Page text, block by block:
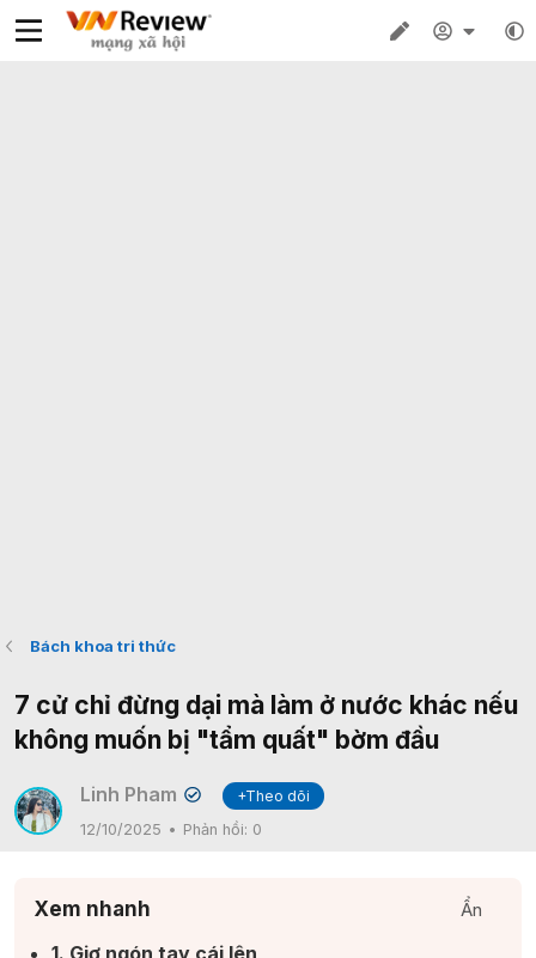
Bách khoa tri thức
7 cử chỉ đừng dại mà làm ở nước khác nếu
không muốn bị "tẩm quất" bờm đầu
Linh Pham ✔
+Theo dõi
12/10/2025
Phản hồi: 0
Xem nhanh Ẩn
1. Giơ ngón tay cái lên​